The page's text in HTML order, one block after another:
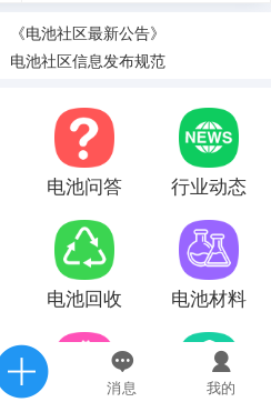
消息 我的
《电池社区最新公告》
电池社区信息发布规范
电池问答 行业动态
电池回收 电池材料